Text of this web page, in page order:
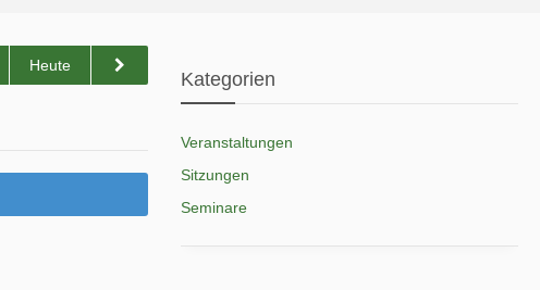
Heute
Kategorien
Veranstaltungen
Sitzungen
Seminare